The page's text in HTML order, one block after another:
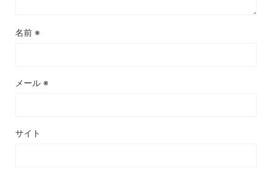
名前 ※
メール ※
サイト